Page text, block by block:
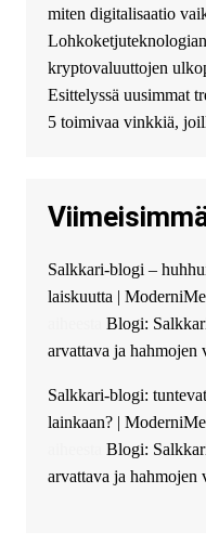
безопасный источник
финансовой помощи.
можете получить
финансирование в
избыточных
документов? Тогда
guest_4889 :Cmon
The Admin: High
successfully installed
Ajax Chat.
miten digitalisaatio
kryptovaluuttojen
Esittelyssä uusimmat
5 toimivaa vinkkiä,
Salkkari-blogi –
laiskuutta |
Blogi:
arvattava ja hahmojen
Salkkari-blogi:
lainkaan? |
Blogi:
arvattava ja hahmojen